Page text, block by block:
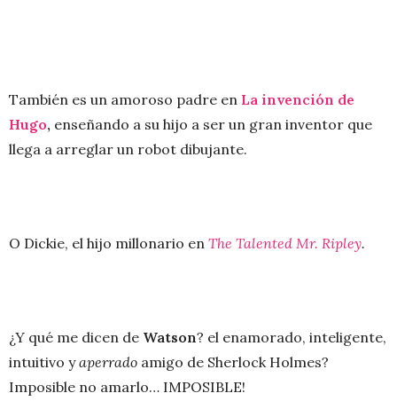
También es un amoroso padre en La invención de
Hugo, enseñando a su hijo a ser un gran inventor que
llega a arreglar un robot dibujante.
O Dickie, el hijo millonario en The Talented Mr. Ripley.
¿Y qué me dicen de Watson? el enamorado, inteligente,
intuitivo yaperrado amigo de Sherlock Holmes?
Imposible no amarlo… IMPOSIBLE!